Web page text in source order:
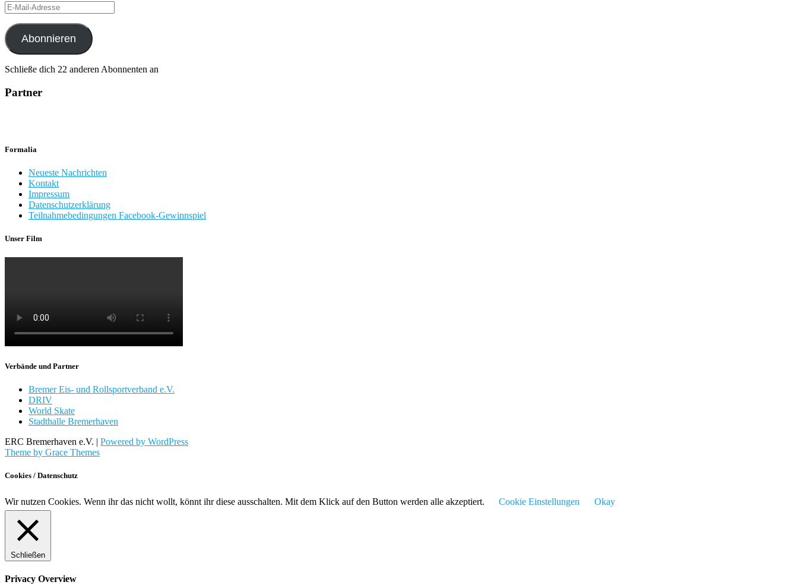
E-
Mail-
Adresse
Abonnieren
Schließe dich 22 anderen Abonnenten an
Partner
Formalia
Neueste Nachrichten
Kontakt
Impressum
Datenschutzerklärung
Teilnahmebedingungen Facebook-Gewinnspiel
Unser Film
Verbände und Partner
Bremer Eis- und Rollsportverband e.V.
DRIV
World Skate
Stadthalle Bremerhaven
ERC Bremerhaven e.V. | Powered by WordPress
Theme by Grace Themes
Cookies / Datenschutz
Wir nutzen Cookies. Wenn ihr das nicht wollt, könnt ihr diese ausschalten. Mit dem Klick auf den Button werden alle akzeptiert. Cookie Einstellungen Okay
Schließen
Privacy Overview